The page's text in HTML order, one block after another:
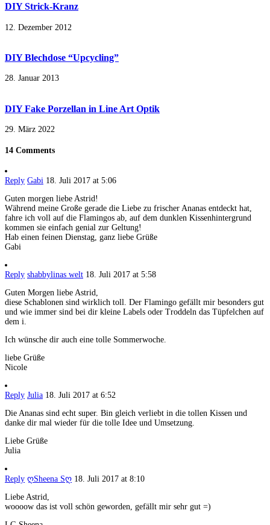
DIY Strick-Kranz
12. Dezember 2012
DIY Blechdose “Upcycling”
28. Januar 2013
DIY Fake Porzellan in Line Art Optik
29. März 2022
14 Comments
Reply Gabi 18. Juli 2017 at 5:06
Guten morgen liebe Astrid!
Während meine Große gerade die Liebe zu frischer Ananas entdeckt hat,
fahre ich voll auf die Flamingos ab, auf dem dunklen Kissenhintergrund
kommen sie einfach genial zur Geltung!
Hab einen feinen Dienstag, ganz liebe Grüße
Gabi
Reply shabbylinas welt 18. Juli 2017 at 5:58
Guten Morgen liebe Astrid,
diese Schablonen sind wirklich toll. Der Flamingo gefällt mir besonders gut
und wie immer sind bei dir kleine Labels oder Troddeln das Tüpfelchen auf
dem i.
Ich wünsche dir auch eine tolle Sommerwoche.
liebe Grüße
Nicole
Reply Julia 18. Juli 2017 at 6:52
Die Ananas sind echt super. Bin gleich verliebt in die tollen Kissen und
danke dir mal wieder für die tolle Idee und Umsetzung.
Liebe Grüße
Julia
Reply ღSheena Sღ 18. Juli 2017 at 8:10
Liebe Astrid,
woooow das ist voll schön geworden, gefällt mir sehr gut =)